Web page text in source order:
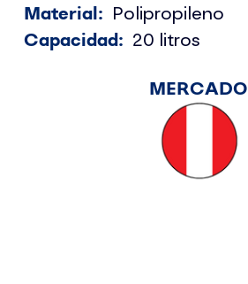
Material:
Polipropileno
Capacidad: 20 litros
MERCADO